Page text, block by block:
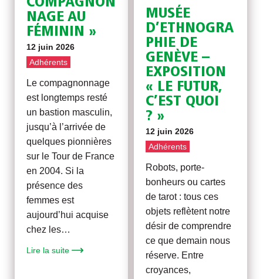
NAGE AU
FÉMININ »
12 juin 2026
Adhérents
Le compagnonnage
est longtemps resté
un bastion masculin,
jusqu’à l’arrivée de
quelques pionnières
sur le Tour de France
en 2004. Si la
présence des
femmes est
aujourd’hui acquise
chez les…
Lire la suite
MUSÉE
D’ETHNOGRA
PHIE DE
GENÈVE –
EXPOSITION
« LE FUTUR,
C’EST QUOI
? »
12 juin 2026
Adhérents
Robots, porte-
bonheurs ou cartes
de tarot : tous ces
objets reflètent notre
désir de comprendre
ce que demain nous
réserve. Entre
croyances,